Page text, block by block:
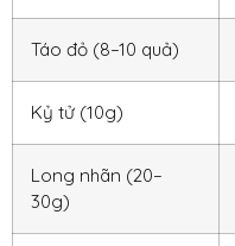
Táo đỏ (8–10 quả)
Kỷ tử (10g)
Long nhãn (20–
30g)